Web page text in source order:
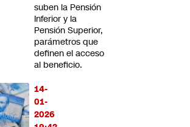
suben la Pensión
Inferior y la
Pensión Superior,
parámetros que
definen el acceso
al beneficio.
14-
01-
2026